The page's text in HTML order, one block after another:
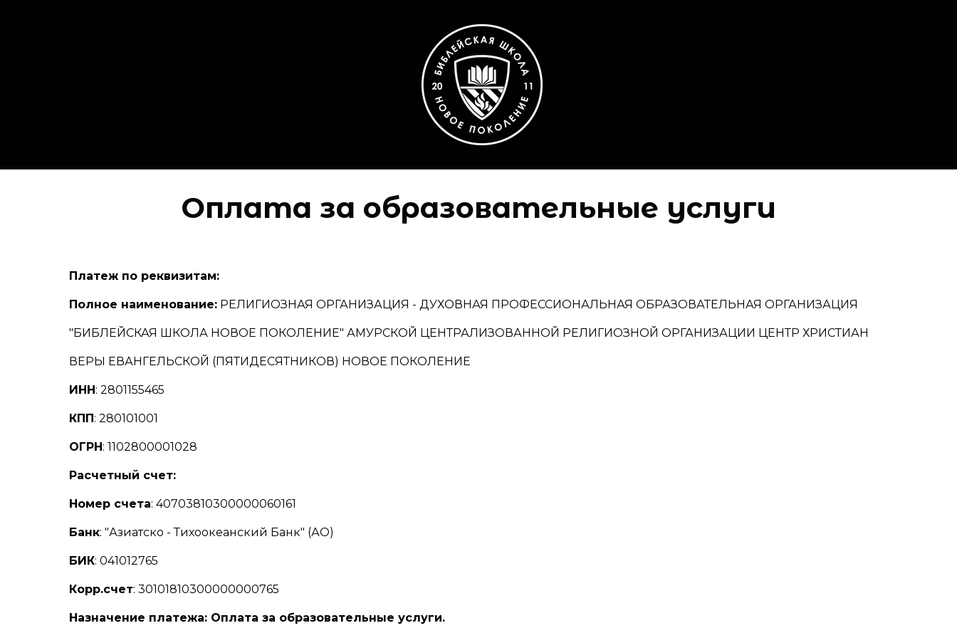
Оплата за образовательные услуги
Платеж по реквизитам:
Полное наименование: РЕЛИГИОЗНАЯ ОРГАНИЗАЦИЯ - ДУХОВНАЯ ПРОФЕССИОНАЛЬНАЯ ОБРАЗОВАТЕЛЬНАЯ ОРГАНИЗАЦИЯ
"БИБЛЕЙСКАЯ ШКОЛА НОВОЕ ПОКОЛЕНИЕ" АМУРСКОЙ ЦЕНТРАЛИЗОВАННОЙ РЕЛИГИОЗНОЙ ОРГАНИЗАЦИИ ЦЕНТР ХРИСТИАН
ВЕРЫ ЕВАНГЕЛЬСКОЙ (ПЯТИДЕСЯТНИКОВ) НОВОЕ ПОКОЛЕНИЕ
ИНН: 2801155465
КПП: 280101001
ОГРН: 1102800001028
Расчетный счет:
Номер счета: 40703810300000060161
Банк: "Азиатско - Тихоокеанский Банк" (АО)
БИК: 041012765
Корр.счет: 30101810300000000765
Назначение платежа: Оплата за образовательные услуги.